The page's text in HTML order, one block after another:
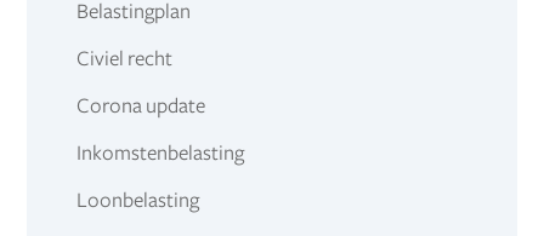
Belastingplan
Civiel recht
Corona update
Inkomstenbelasting
Loonbelasting